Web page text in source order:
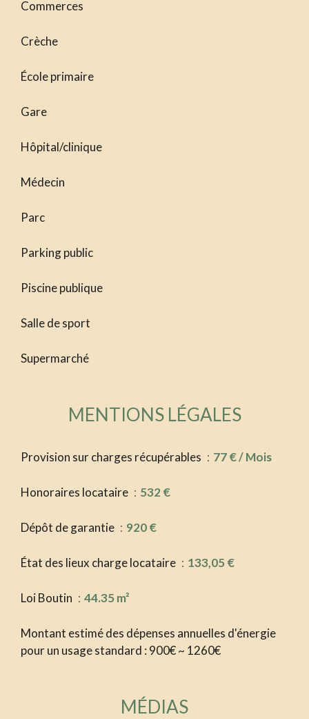
Commerces
Crèche
École primaire
Gare
Hôpital/clinique
Médecin
Parc
Parking public
Piscine publique
Salle de sport
Supermarché
MENTIONS LÉGALES
Provision sur charges récupérables 77 € / Mois
Honoraires locataire 532 €
Dépôt de garantie 920 €
État des lieux charge locataire 133,05 €
Loi Boutin 44.35 m²
Montant estimé des dépenses annuelles d'énergie
pour un usage standard : 900€ ~ 1260€
MÉDIAS